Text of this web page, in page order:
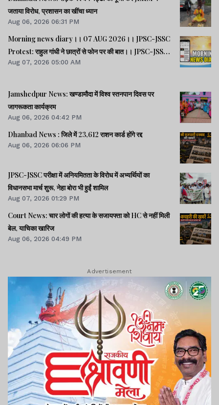
जताया विरोध, प्रशासन का खींचा ध्यान
Aug 06, 2026 06:31 PM
Morning news diary।। 07 AUG 2026।। JPSC-JSSC
Protest: राहुल गांधी ने छात्रों से फोन पर की बात।। JPSC-JSSC
आंदोलन: छात्र प्रतिनिधि अपनी मांगों पर अड़े।। ACB ने नेक्सजेन के
वीडियो.
Aug 07, 2026 05:00 AM
Jamshedpur News: खण्डामौदा में विश्व स्तनपान दिवस पर
जागरूकता कार्यक्रम
Aug 06, 2026 04:42 PM
Dhanbad News : जिले में 23,612 राशन कार्ड होंगे रद्द
Aug 06, 2026 06:06 PM
JPSC-JSSC परीक्षा में अनियमितता के विरोध में अभ्यर्थियों का
विधानसभा मार्च शुरू, नेहा बोरा भी हुईं शामिल
Aug 07, 2026 01:29 PM
Court News: चार लोगों की हत्या के सजायफ्ता को HC से नहीं मिली
बेल, याचिका खारिज
Aug 06, 2026 04:49 PM
Advertisement